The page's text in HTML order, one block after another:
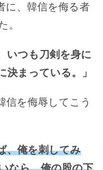
に、韓信を侮る者
。
いつも刀剣を身に
決まっている。」
信を侮辱してこう
、俺を刺してみ